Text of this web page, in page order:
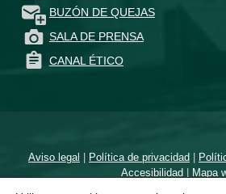
BUZÓN DE QUEJAS
SALA DE PRENSA
CANAL ÉTICO
Aviso legal | Política de privacidad|
Accesibilidad | Mapa